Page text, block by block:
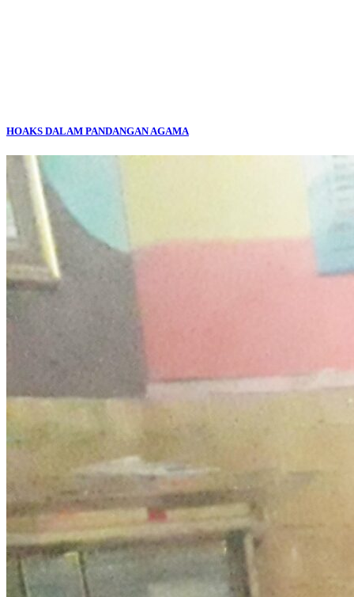
HOAKS DALAM PANDANGAN AGAMA